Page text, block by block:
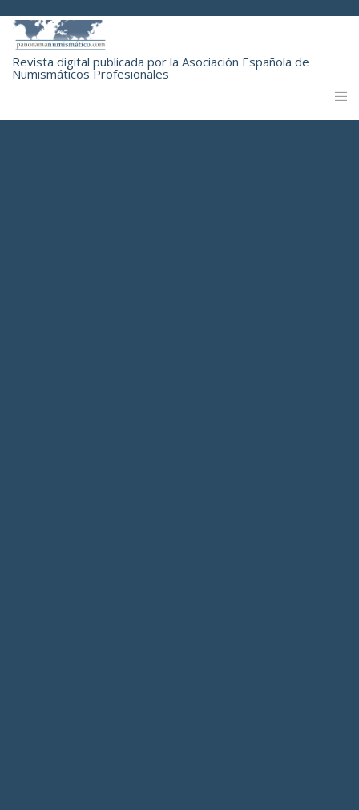
Revista digital publicada por la Asociación Española de
Numismáticos Profesionales